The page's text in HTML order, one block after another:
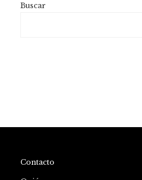
Buscar
Contacto